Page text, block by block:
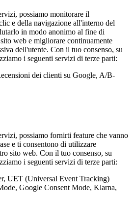
possiamo monitorare il
e della navigazione all'interno del
in modo anonimo al fine di
web e migliorare continuamente
dell'utente. Con il tuo consenso, su
i seguenti servizi di terze parti:
dei clienti su Google, A/B-
possiamo fornirti feature che vanno
e ti consentono di utilizzare
sito web. Con il tuo consenso, su
i seguenti servizi di terze parti:
UET (Universal Event Tracking)
Google Consent Mode, Klarna,